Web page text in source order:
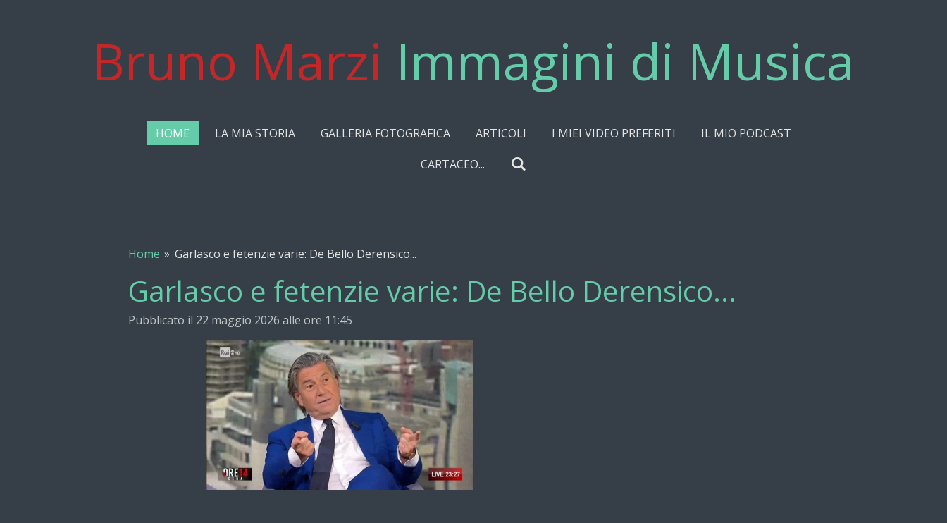
Bruno Marzi Immagini di Musica
HOME LA MIA STORIA GALLERIA FOTOGRAFICA ARTICOLI I MIEI VIDEO PREFERITI
IL MIO PODCAST
CARTACEO...
Home » Garlasco e fetenzie varie: De Bello Derensico...
Garlasco e fetenzie varie: De Bello Derensico...
Pubblicato il 22 maggio 2026 alle ore 11:45